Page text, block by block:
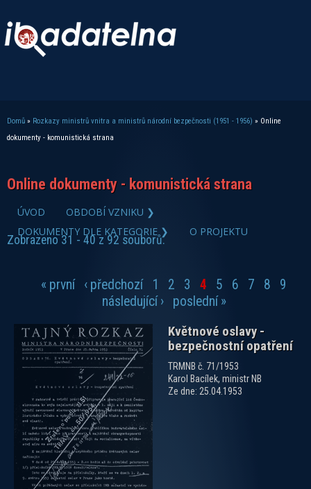
Jste zde
Domů » Rozkazy ministrů vnitra a ministrů národní bezpečnosti (1951 - 1956) » Online
dokumenty - komunistická strana
Online dokumenty - komunistická strana
ÚVOD
OBDOBÍ VZNIKU ❯
DOKUMENTY DLE KATEGORIE ❯
O PROJEKTU
Zobrazeno 31 - 40 z 92 souborů.
« první ‹ předchozí 1 2 3 4 5 6 7 8
9
následující ›
poslední »
Květnové oslavy -
bezpečnostní opatření
TRMNB č. 71/1953
Karol Bacílek, ministr NB
Ze dne: 25.04.1953
zobrazit PDF dokument
zobrazit PDF dokument